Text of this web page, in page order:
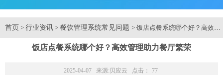
首页 > 行业资讯 > 餐饮管理系统常见问题 > 饭店点餐系统哪个好？高效管
饭店点餐系统哪个好？高效管理助力餐厅繁荣
2025-04-07 来源: 贝应云 点击： 77